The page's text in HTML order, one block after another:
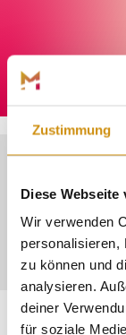
Zustimmung
Diese Webseite
Wir verwenden
personalisieren,
zu können und
analysieren.
deiner
für soziale